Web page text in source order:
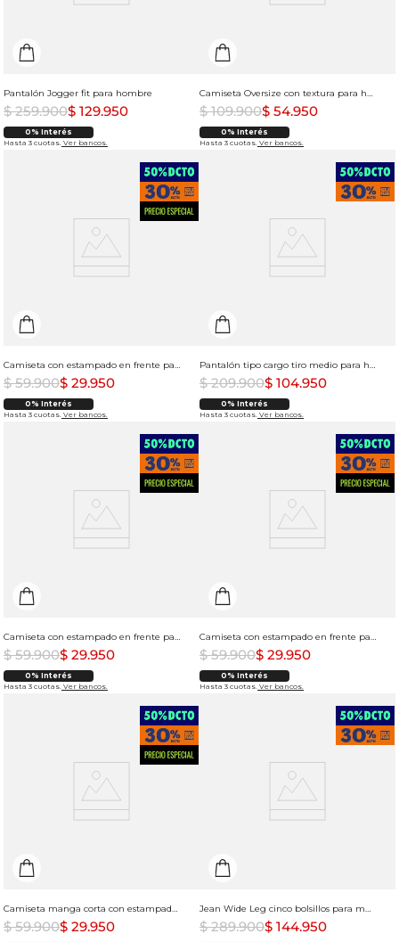
Pantalón Jogger fit para hombre
$ 259.900$ 129.950
0% Interés
Hasta 3 cuotas. Ver bancos.
Camiseta Oversize con textura para hombre
$ 109.900$ 54.950
0% Interés
Hasta 3 cuotas. Ver bancos.
Camiseta con estampado en frente para mujer
$ 59.900$ 29.950
0% Interés
Hasta 3 cuotas. Ver bancos.
Pantalón tipo cargo tiro medio para hombre
$ 209.900$ 104.950
0% Interés
Hasta 3 cuotas. Ver bancos.
Camiseta con estampado en frente para hombre
$ 59.900$ 29.950
0% Interés
Hasta 3 cuotas. Ver bancos.
Camiseta con estampado en frente para hombre
$ 59.900$ 29.950
0% Interés
Hasta 3 cuotas. Ver bancos.
Camiseta manga corta con estampado en punto corazón para hombre
$ 59.900$ 29.950
Jean Wide Leg cinco bolsillos para mujer
$ 289.900$ 144.950